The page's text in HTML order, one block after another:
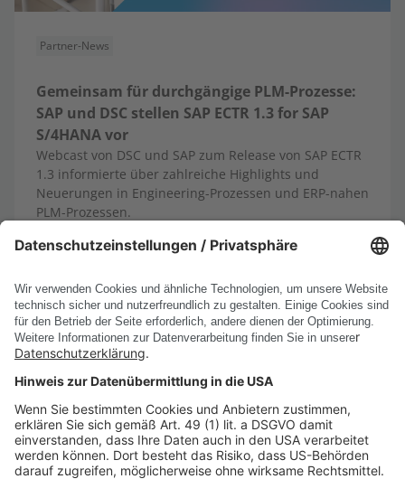
Partner-News
Gemeinsam für durchgängige PLM-Prozesse:
SAP und DSC stellen SAP ECTR 1.3 for SAP
S/4HANA vor
Webcast von DSC und SAP zum Release von SAP ECTR
1.3 informierte über zahlreiche Highlights und
Neuerungen in Engineering-Prozessen und ERP-nahen
PLM-Prozessen.
13.10.2025 Mehr erfahren
Alle News anzeigen